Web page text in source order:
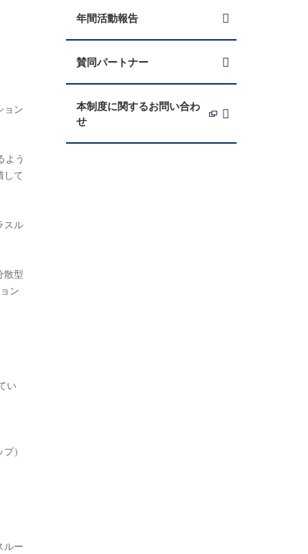
ョン
よう
して
スル
散型
ン
い
）
ルー
年間活動報告
賛同パートナー
本制度に関するお問い合わ
せ